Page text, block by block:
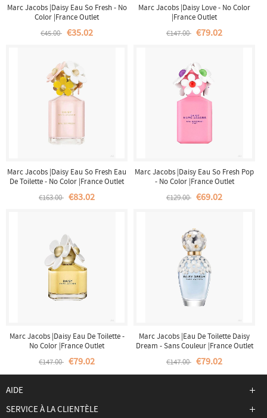
Marc Jacobs |Daisy Eau So Fresh - No
Color |France Outlet
€45.00 €35.02
Marc Jacobs |Daisy Love - No Color
|France Outlet
€147.00 €79.02
Marc Jacobs |Daisy Eau So Fresh Eau
De Toilette - No Color |France Outlet
€163.00 €83.02
Marc Jacobs |Daisy Eau So Fresh Pop
- No Color |France Outlet
€129.00 €69.02
Marc Jacobs |Daisy Eau De Toilette -
No Color |France Outlet
€147.00 €79.02
Marc Jacobs |Eau De Toilette Daisy
Dream - Sans Couleur |France Outlet
€147.00 €79.02
AIDE
SERVICE À LA CLIENTÈLE